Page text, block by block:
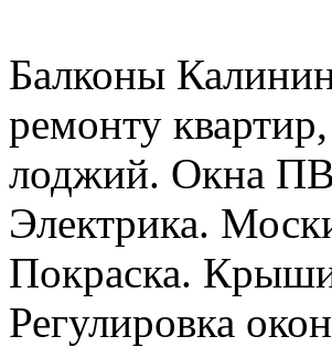
Балконы
ремонту
лоджий. Окна
Электрика.
Покраска.
Регулировка